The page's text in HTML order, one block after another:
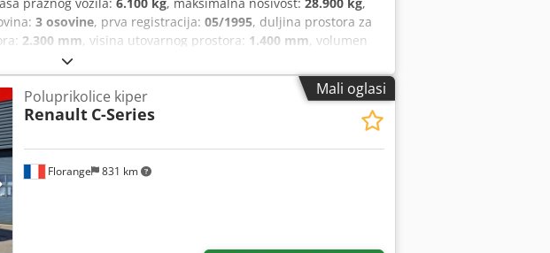
3 osovine, prva registracija: 05/1995, duljina prostora za
2.300 mm, visina utovarnog prostora: 1.400 mm, volumen
gume:
Mali oglasi
Florange 831 km
Poluprikolice kiper
Renault C-Series